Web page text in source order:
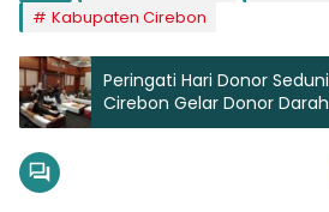
Kabupaten Cirebon
Peringati Hari Donor
Cirebon Gelar Donor Darah